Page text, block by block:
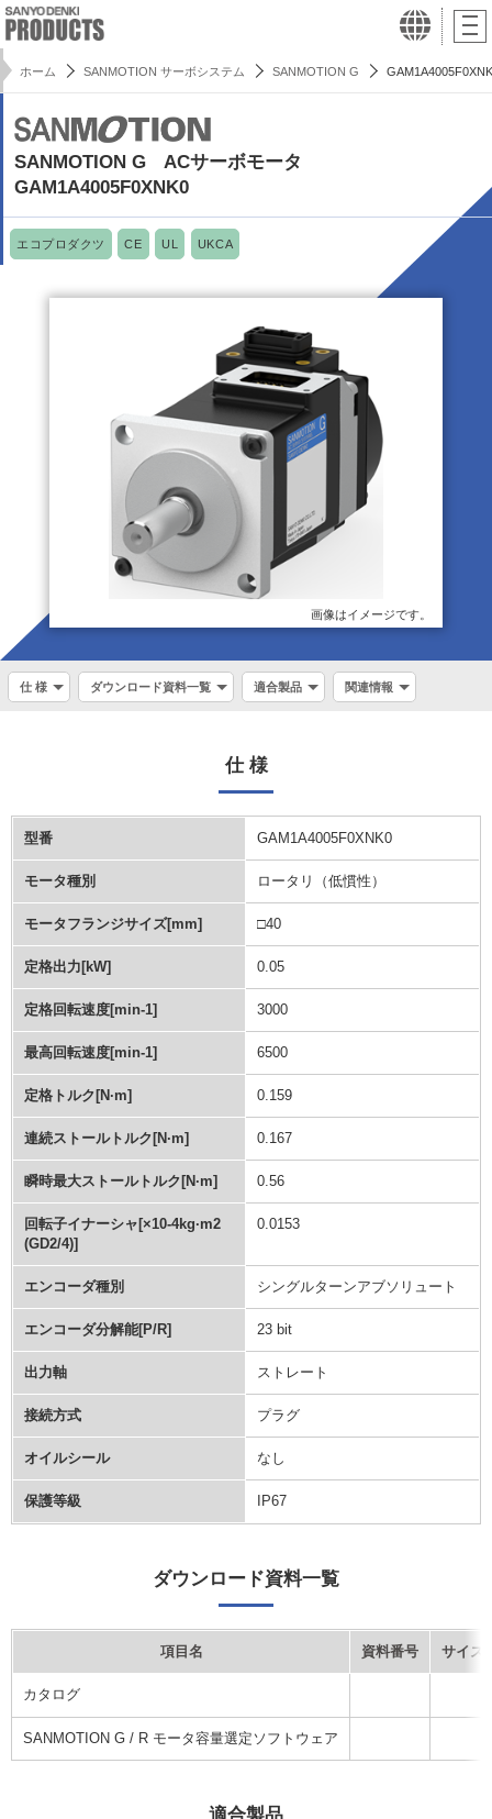
ホーム SANMOTION サーボシステム SANMOTION G
SANMOTION G ACサーボモータ
GAM1A4005F0XNK0
エコプロダクツ CE UL UKCA
画像はイメージです。
仕 様 ダウンロード資料一覧 適合製品 関連情報
仕 様
型番 GAM1A4005F0XNK0
モータ種別 ロータリ（低慣性）
モータフランジサイズ[mm] □40
定格出力[kW] 0.05
定格回転速度[min-1] 3000
最高回転速度[min-1] 6500
定格トルク[N·m] 0.159
連続ストールトルク[N·m] 0.167
瞬時最大ストールトルク[N·m] 0.56
回転子イナーシャ[×10-4kg·m2
(GD2/4)]
0.0153
エンコーダ種別 シングルターンアブソリュート
エンコーダ分解能[P/R] 23 bit
出力軸 ストレート
接続方式 プラグ
オイルシール なし
保護等級 IP67
ダウンロード資料一覧
項目名 資料番号 サイズ
カタログ
SANMOTION G / R モータ容量選定ソフトウェア